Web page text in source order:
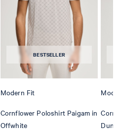
BESTSELLER
Modern Fit
Cornflower Poloshirt Paigam in
Offwhite